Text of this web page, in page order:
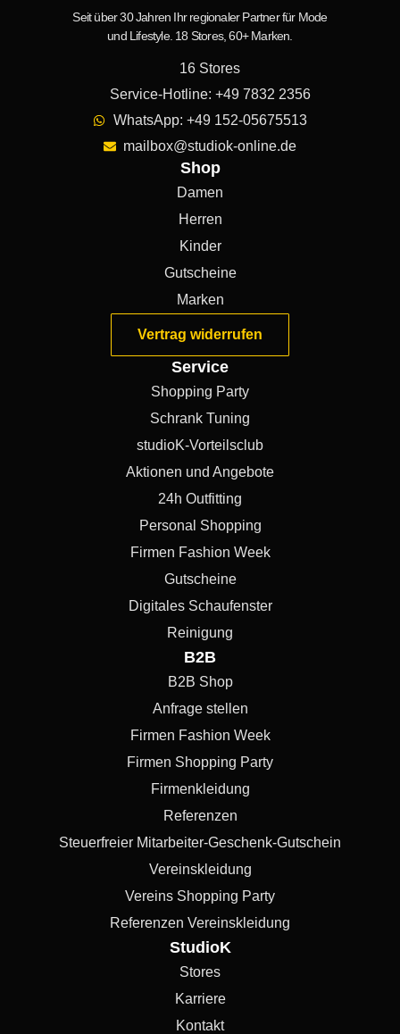
Seit über 30 Jahren Ihr regionaler Partner für Mode
und Lifestyle. 18 Stores, 60+ Marken.
16 Stores
Service-Hotline: +49 7832 2356
WhatsApp: +49 152-05675513
mailbox@studiok-online.de
Shop
Damen
Herren
Kinder
Gutscheine
Marken
Vertrag widerrufen
Service
Shopping Party
Schrank Tuning
studioK-Vorteilsclub
Aktionen und Angebote
24h Outfitting
Personal Shopping
Firmen Fashion Week
Gutscheine
Digitales Schaufenster
Reinigung
B2B
B2B Shop
Anfrage stellen
Firmen Fashion Week
Firmen Shopping Party
Firmenkleidung
Referenzen
Steuerfreier Mitarbeiter-Geschenk-Gutschein
Vereinskleidung
Vereins Shopping Party
Referenzen Vereinskleidung
StudioK
Stores
Karriere
Kontakt